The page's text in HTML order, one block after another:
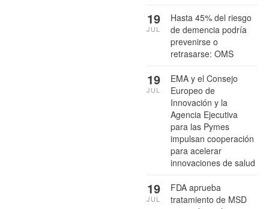
Hasta 45% del riesgo
de demencia podría
prevenirse o
retrasarse: OMS
19
JUL
EMA y el Consejo
Europeo de
Innovación y la
Agencia Ejecutiva
para las Pymes
impulsan cooperación
para acelerar
innovaciones de salud
19
JUL
FDA aprueba
tratamiento de MSD
19
JUL